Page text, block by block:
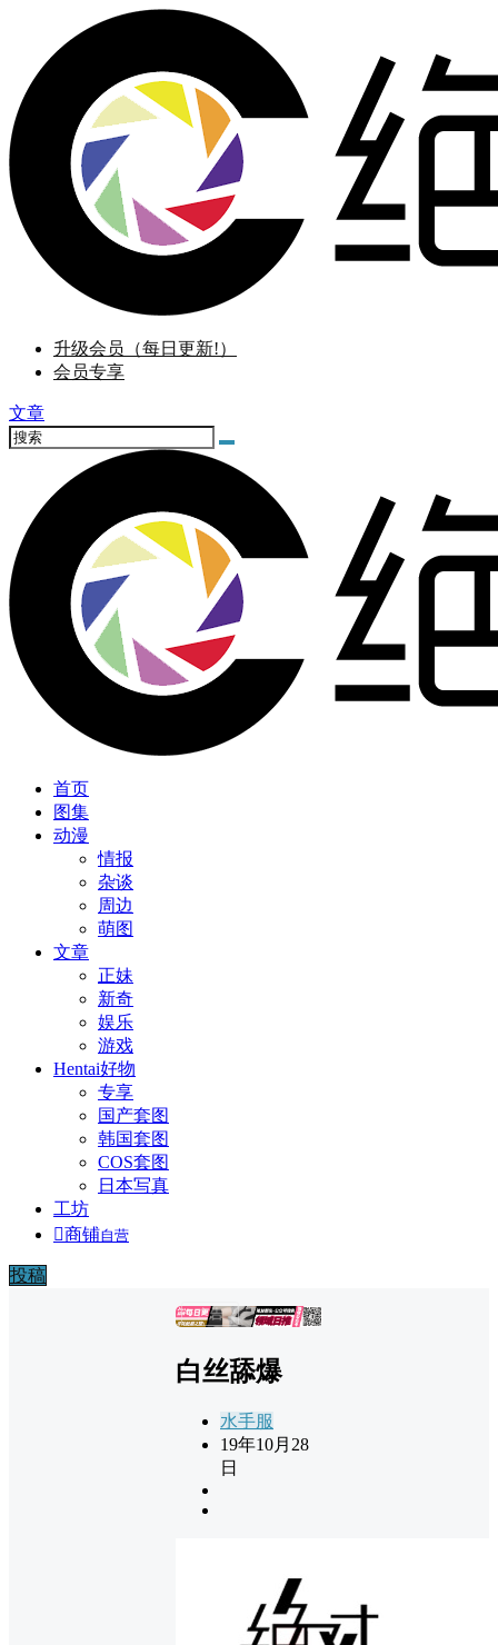
升级会员（每日更新!）
会员专享
文章
首页
图集
动漫
情报
杂谈
周边
萌图
文章
正妹
新奇
娱乐
游戏
Hentai好物
专享
国产套图
韩国套图
COS套图
日本写真
工坊
商铺自营
投稿
广告
白丝舔爆
水手服
19年10月28
日